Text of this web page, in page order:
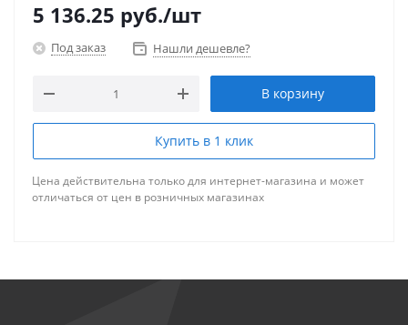
5 136.25 руб./шт
Под заказ Нашли дешевле?
В корзину
Купить в 1 клик
Цена действительна только для интернет-магазина и может
отличаться от цен в розничных магазинах